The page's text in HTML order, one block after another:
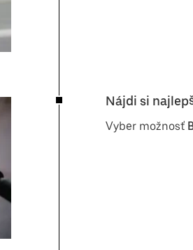
Nájdi si
Vyber možnosť